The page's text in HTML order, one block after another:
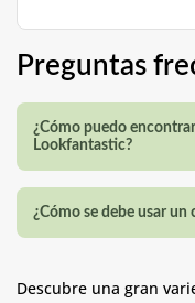
Preguntas
¿Cómo puedo
Lookfantastic?
¿Cómo se debe usar
Descubre una gran